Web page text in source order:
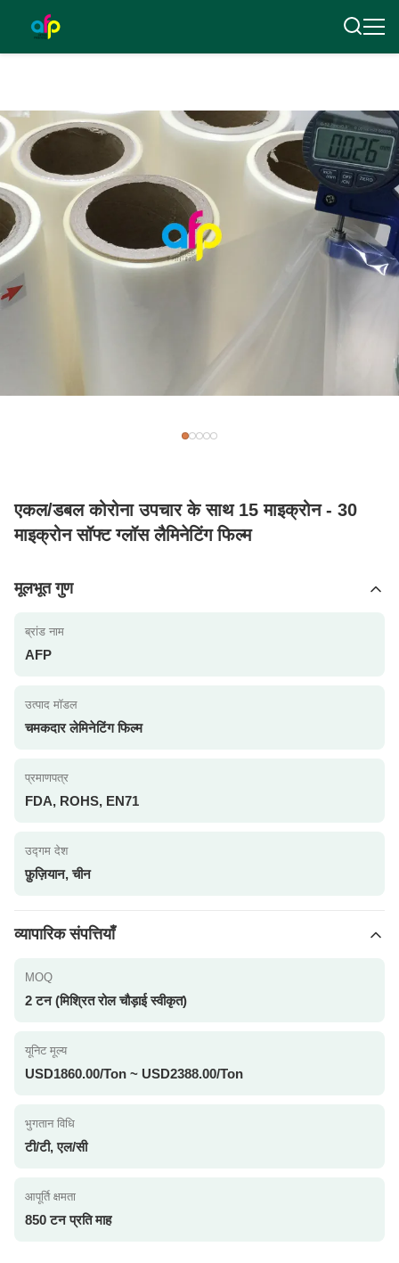
एकल/डबल कोरोना उपचार के साथ 15 माइक्रोन - 30
माइक्रोन सॉफ्ट ग्लॉस लैमिनेटिंग फिल्म
मूलभूत गुण
ब्रांड नाम
AFP
उत्पाद मॉडल
चमकदार लेमिनेटिंग फिल्म
प्रमाणपत्र
FDA, ROHS, EN71
उद्गम देश
फ़ुज़ियान, चीन
व्यापारिक संपत्तियाँ
MOQ
2 टन (मिश्रित रोल चौड़ाई स्वीकृत)
यूनिट मूल्य
USD1860.00/Ton ~ USD2388.00/Ton
भुगतान विधि
टी/टी, एल/सी
आपूर्ति क्षमता
850 टन प्रति माह